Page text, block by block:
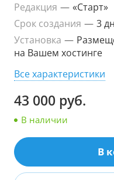
Редакция — «Старт»
Срок создания — 3
Установка —
на Вашем хостинге
Все характеристики
43 000 руб.
В наличии
В